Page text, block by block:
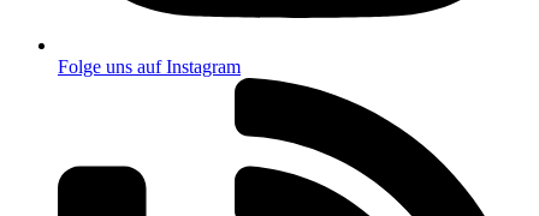
Folge uns auf Instagram